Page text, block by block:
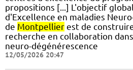
propositions [...] L'objectif
d'Excellence en maladies
de Montpellier est de
recherche en collaboration
neuro-dégénérescence
12/05/2026 20:47